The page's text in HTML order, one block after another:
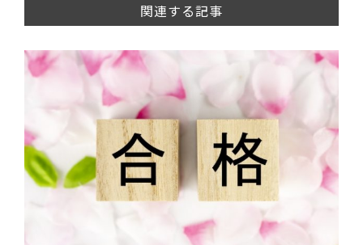
関連する記事